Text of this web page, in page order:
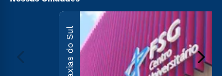
Caxias do Sul